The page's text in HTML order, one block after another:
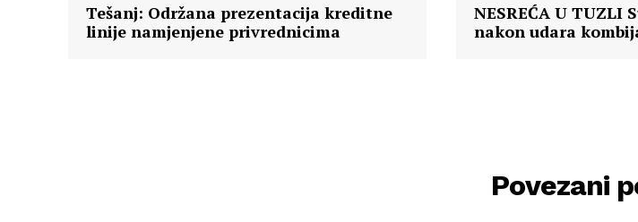
Tešanj: Održana prezentacija kreditne
linije namjenjene privrednicima
NESREĆA U TUZLI
nakon udara
Povezani